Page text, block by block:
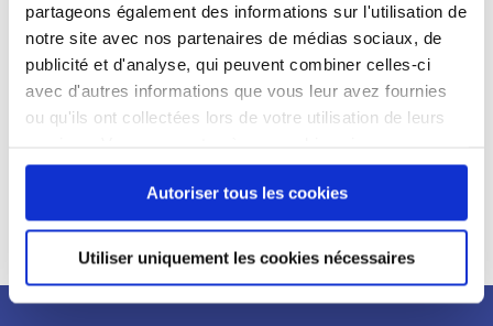
partageons également des informations sur l'utilisation de
notre site avec nos partenaires de médias sociaux, de
publicité et d'analyse, qui peuvent combiner celles-ci
avec d'autres informations que vous leur avez fournies
ou qu'ils ont collectées lors de votre utilisation de leurs
continuez à utiliser notre site Web.
Autoriser tous les cookies
Utiliser uniquement les cookies nécessaires
Expérience :
Processus
de
recrutement